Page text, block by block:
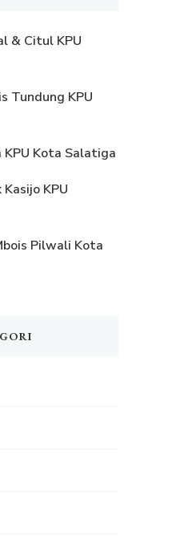
& Citul KPU
Tundung KPU
KPU Kota Salatiga
KPU
Pilwali Kota